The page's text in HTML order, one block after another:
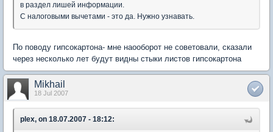
в раздел лишей информации.
С налоговыми вычетами - это да. Нужно узнавать.
По поводу гипсокартона- мне наооборот не советовали, сказали
через несколько лет будут видны стыки листов гипсокартона
Mikhail
18 Jul 2007
plex, on 18.07.2007 - 18:12: